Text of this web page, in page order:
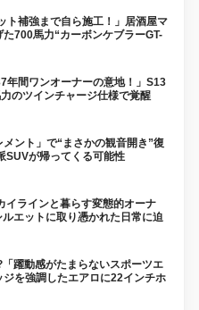
ト補強まで自ら施工！」居酒屋マ
た700馬力“カーボンケブラーGT-
年間ワンオーナーの意地！」S13
のツインチャージ仕様で覚醒
ント」で“まさかの観音開き”復
SUVが帰ってくる可能性
イラインと暮らす変態的オーナ
エットに取り憑かれた日常に迫
躍動感がたまらないスポーツエ
ジを強調したエアロに22インチホ